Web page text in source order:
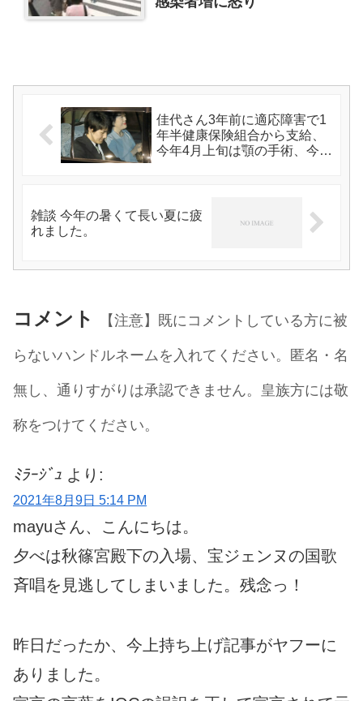
佳代さん3年前に適応障害で1
年半健康保険組合から支給、
今年4月上旬は顎の手術、今回
雑談 今年の暑くて長い夏に疲
れました。
コメント
【注意】既にコメントしている方に被
らないハンドルネームを入れてください。匿名・名
無し、通りすがりは承認できません。皇族方には敬
称をつけてください。
ﾐﾗｰｼﾞｭ より:
2021年8月9日 5:14 PM
mayuさん、こんにちは。
夕べは秋篠宮殿下の入場、宝ジェンヌの国歌
斉唱を見逃してしまいました。残念っ！
昨日だったか、今上持ち上げ記事がヤフーに
ありました。